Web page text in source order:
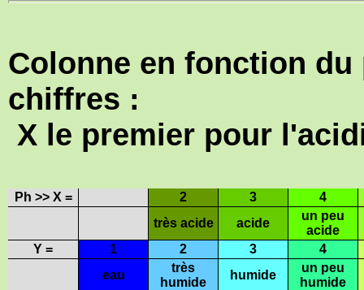
Colonne en fonction du
chiffres :
X le premier pour
Ph >> X = 2 3
4
très acide
acide
un peu
acide
Y =
1 2 3
4
eau
très
humide
humide
un peu
humide